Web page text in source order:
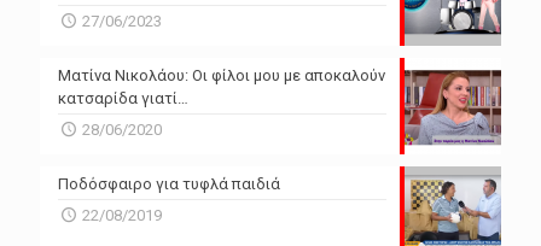
27/06/2023
Ματίνα Νικολάου: Οι φίλοι μου με αποκαλούν
κατσαρίδα γιατί…
28/06/2020
Ποδόσφαιρο για τυφλά παιδιά
22/08/2019